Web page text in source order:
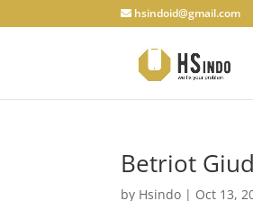
hsindoid@gmail.com
Betriot
by Hsindo | Oct 13,